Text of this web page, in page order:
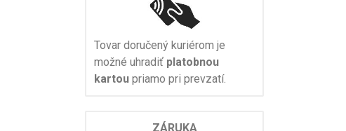
Tovar doručený kuriérom je
možné uhradiťplatobnou
kartoupriamo pri prevzatí.
ZÁRUKA